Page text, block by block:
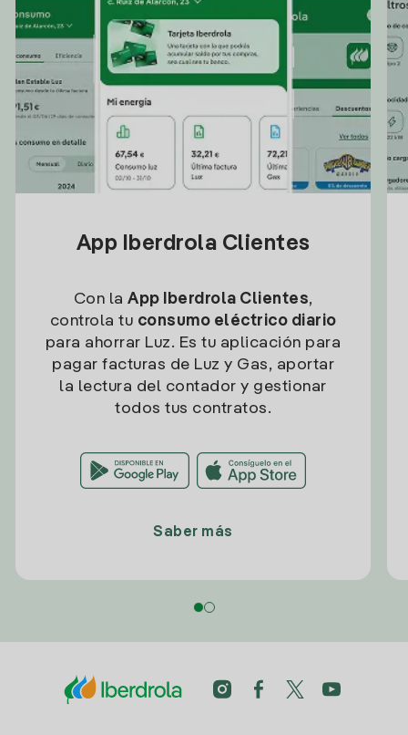
App Iberdrola Clientes
Con la App Iberdrola Clientes,
controla tu consumo eléctrico diario
para ahorrar Luz. Es tu aplicación para
pagar facturas de Luz y Gas, aportar
la lectura del contador y gestionar
todos tus contratos.
Saber más